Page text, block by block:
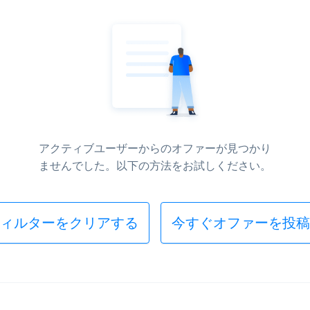
アクティブユーザーからのオファーが見つかり
ませんでした。以下の方法をお試しください。
ルターをクリアする 今すぐオファーを投